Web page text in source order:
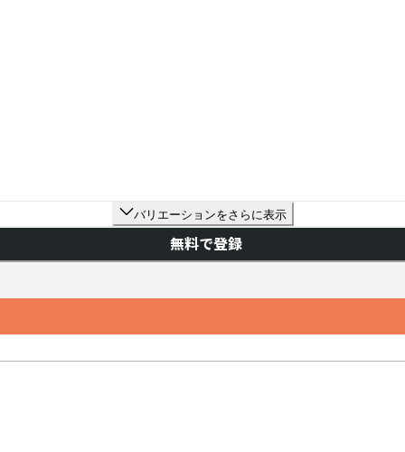
バリエーションをさらに表示
無料で登録